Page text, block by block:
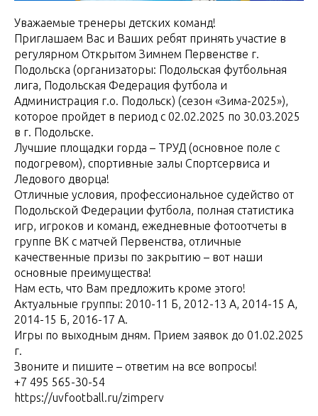
Уважаемые тренеры детских команд!
Приглашаем Вас и Ваших ребят принять участие в
регулярном Открытом Зимнем Первенстве г.
Подольска (организаторы: Подольская футбольная
лига, Подольская Федерация футбола и
Администрация г.о. Подольск) (сезон «Зима-2025»),
которое пройдет в период с 02.02.2025 по 30.03.2025
в г. Подольске.
Лучшие площадки горда – ТРУД (основное поле с
подогревом), спортивные залы Спортсервиса и
Ледового дворца!
Отличные условия, профессиональное судейство от
Подольской Федерации футбола, полная статистика
игр, игроков и команд, ежедневные фотоотчеты в
группе ВК с матчей Первенства, отличные
качественные призы по закрытию – вот наши
основные преимущества!
Нам есть, что Вам предложить кроме этого!
Актуальные группы: 2010-11 Б, 2012-13 А, 2014-15 А,
2014-15 Б, 2016-17 А.
Игры по выходным дням. Прием заявок до 01.02.2025
г.
Звоните и пишите – ответим на все вопросы!
+7 495 565-30-54
https://uvfootball.ru/zimperv